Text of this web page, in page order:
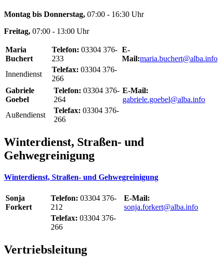
Montag bis Donnerstag, 07:00 - 16:30 Uhr
Freitag, 07:00 - 13:00 Uhr
Maria
Buchert
Telefon: 03304 376-
233
E-
Mail:maria.buchert@alba.info
Innendienst
Telefax: 03304 376-
266
Gabriele
Goebel
Telefon: 03304 376-
264
E-Mail:
gabriele.goebel@alba.info
Außendienst
Telefax: 03304 376-
266
Winterdienst, Straßen- und
Gehwegreinigung
Winterdienst, Straßen- und Gehwegreinigung
Sonja
Forkert
Telefon: 03304 376-
212
E-Mail:
sonja.forkert@alba.info
Telefax: 03304 376-
266
Vertriebsleitung